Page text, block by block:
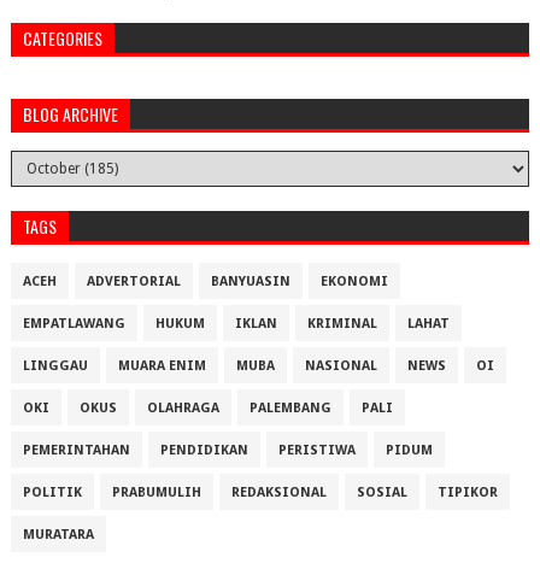
CATEGORIES
BLOG ARCHIVE
TAGS
ACEH ADVERTORIAL BANYUASIN EKONOMI
EMPATLAWANG HUKUM IKLAN KRIMINAL LAHAT
LINGGAU MUARA ENIM MUBA NASIONAL NEWS OI
OKI OKUS OLAHRAGA PALEMBANG PALI
PEMERINTAHAN PENDIDIKAN PERISTIWA PIDUM
POLITIK PRABUMULIH REDAKSIONAL SOSIAL TIPIKOR
MURATARA